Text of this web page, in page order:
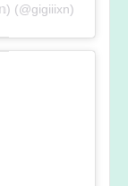
(@gigiiixn)